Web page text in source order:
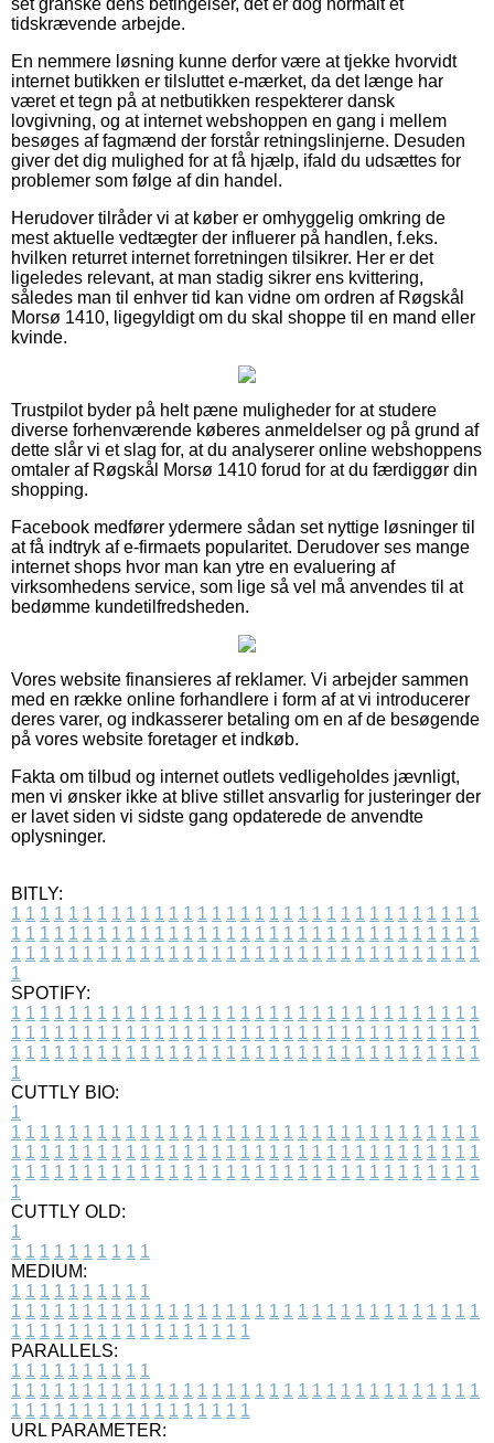
tidskrævende arbejde.
En nemmere løsning kunne derfor være at tjekke hvorvidt
internet butikken er tilsluttet e-mærket, da det længe har
været et tegn på at netbutikken respekterer dansk
lovgivning, og at internet webshoppen en gang i mellem
besøges af fagmænd der forstår retningslinjerne. Desuden
giver det dig mulighed for at få hjælp, ifald du udsættes for
problemer som følge af din handel.
Herudover tilråder vi at køber er omhyggelig omkring de
mest aktuelle vedtægter der influerer på handlen, f.eks.
hvilken returret internet forretningen tilsikrer. Her er det
ligeledes relevant, at man stadig sikrer ens kvittering,
således man til enhver tid kan vidne om ordren af Røgskål
Morsø 1410, ligegyldigt om du skal shoppe til en mand eller
kvinde.
Trustpilot byder på helt pæne muligheder for at studere
diverse forhenværende køberes anmeldelser og på grund af
dette slår vi et slag for, at du analyserer online webshoppens
omtaler af Røgskål Morsø 1410 forud for at du færdiggør din
shopping.
Facebook medfører ydermere sådan set nyttige løsninger til
at få indtryk af e-firmaets popularitet. Derudover ses mange
internet shops hvor man kan ytre en evaluering af
virksomhedens service, som lige så vel må anvendes til at
bedømme kundetilfredsheden.
Vores website finansieres af reklamer. Vi arbejder sammen
med en række online forhandlere i form af at vi introducerer
deres varer, og indkasserer betaling om en af de besøgende
på vores website foretager et indkøb.
Fakta om tilbud og internet outlets vedligeholdes jævnligt,
men vi ønsker ikke at blive stillet ansvarlig for justeringer der
er lavet siden vi sidste gang opdaterede de anvendte
oplysninger.
BITLY:
1 1 1 1 1 1 1 1 1 1 1 1 1 1 1 1 1 1 1 1 1 1 1 1 1 1 1 1 1 1 1 1 1
1 1 1 1 1 1 1 1 1 1 1 1 1 1 1 1 1 1 1 1 1 1 1 1 1 1 1 1 1 1 1 1 1
1 1 1 1 1 1 1 1 1 1 1 1 1 1 1 1 1 1 1 1 1 1 1 1 1 1 1 1 1 1 1 1 1
1
SPOTIFY:
1 1 1 1 1 1 1 1 1 1 1 1 1 1 1 1 1 1 1 1 1 1 1 1 1 1 1 1 1 1 1 1 1
1 1 1 1 1 1 1 1 1 1 1 1 1 1 1 1 1 1 1 1 1 1 1 1 1 1 1 1 1 1 1 1 1
1 1 1 1 1 1 1 1 1 1 1 1 1 1 1 1 1 1 1 1 1 1 1 1 1 1 1 1 1 1 1 1 1
1
CUTTLY BIO:
1
1 1 1 1 1 1 1 1 1 1 1 1 1 1 1 1 1 1 1 1 1 1 1 1 1 1 1 1 1 1 1 1 1
1 1 1 1 1 1 1 1 1 1 1 1 1 1 1 1 1 1 1 1 1 1 1 1 1 1 1 1 1 1 1 1 1
1 1 1 1 1 1 1 1 1 1 1 1 1 1 1 1 1 1 1 1 1 1 1 1 1 1 1 1 1 1 1 1 1
1
CUTTLY OLD:
1
1 1 1 1 1 1 1 1 1 1
MEDIUM:
1 1 1 1 1 1 1 1 1 1
1 1 1 1 1 1 1 1 1 1 1 1 1 1 1 1 1 1 1 1 1 1 1 1 1 1 1 1 1 1 1 1 1
1 1 1 1 1 1 1 1 1 1 1 1 1 1 1 1 1
PARALLELS:
1 1 1 1 1 1 1 1 1 1
1 1 1 1 1 1 1 1 1 1 1 1 1 1 1 1 1 1 1 1 1 1 1 1 1 1 1 1 1 1 1 1 1
1 1 1 1 1 1 1 1 1 1 1 1 1 1 1 1 1
URL PARAMETER: